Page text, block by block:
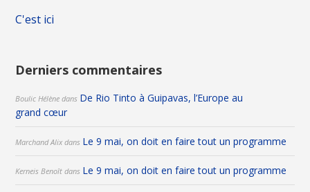
C'est ici
Derniers commentaires
Boulic Hélène dans De Rio Tinto à Guipavas, l’Europe au
grand cœur
Marchand Alix dans Le 9 mai, on doit en faire tout un programme
Kerneis Benoît dans Le 9 mai, on doit en faire tout un programme